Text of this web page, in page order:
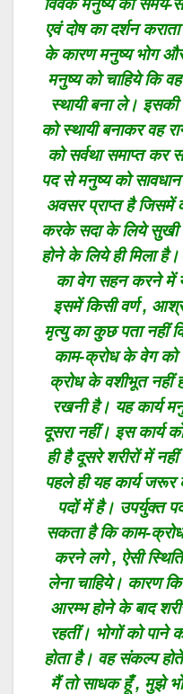
विवेक मनुष्य को समय-
एवं दोष का दर्शन
के कारण मनुष्य भोग
मनुष्य को चाहिये कि
स्थायी बना ले।
को स्थायी बनाकर वह
को सर्वथा समाप्त कर
पद से मनुष्य को
अवसर प्राप्त है जिसमें
करके सदा के लिये सुखी
होने के लिये ही मिला
का वेग सहन करने में
इसमें किसी वर्ण ,
मृत्यु का कुछ पता
काम-क्रोध के वेग को
क्रोध के वशीभूत नहीं
रखनी है। यह कार्य
दूसरा नहीं। इस कार्य
ही है दूसरे शरीरों में
पहले ही यह कार्य जरूर
पदों में है। उपर्युक्त
सकता है कि काम-
करने लगे , ऐसी
लेना चाहिये। कारण
आरम्भ होने के बाद
रहतीं। भोगों को
होता है। वह संकल्प होते
मैं तो साधक हूँ , मुझे